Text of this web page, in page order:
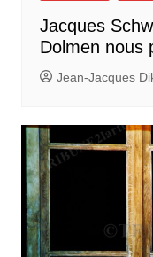
Jacques
Dolmen nous
Jean-Jacques